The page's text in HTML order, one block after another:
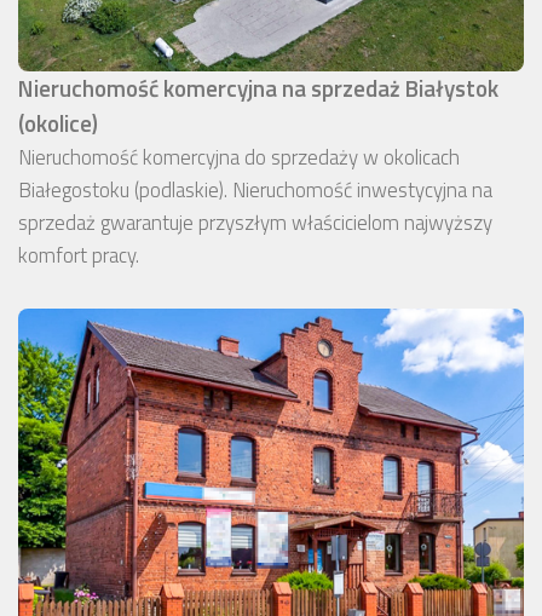
Nieruchomość komercyjna na sprzedaż Białystok
(okolice)
Nieruchomość komercyjna do sprzedaży w okolicach
Białegostoku (podlaskie). Nieruchomość inwestycyjna na
sprzedaż gwarantuje przyszłym właścicielom najwyższy
komfort pracy.